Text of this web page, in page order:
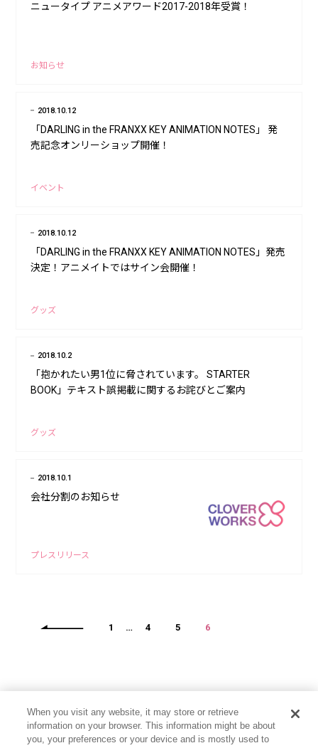
ニュータイプ アニメアワード2017-2018年受賞！
お知らせ
2018.10.12
「DARLING in the FRANXX KEY ANIMATION NOTES」 発
売記念オンリーショップ開催！
イベント
2018.10.12
「DARLING in the FRANXX KEY ANIMATION NOTES」発売
決定！アニメイトではサイン会開催！
グッズ
2018.10.2
「抱かれたい男1位に脅されています。 STARTER
BOOK」テキスト誤掲載に関するお詫びとご案内
グッズ
2018.10.1
会社分割のお知らせ
プレスリリース
1 … 4 5 6
When you visit any website, it may store or retrieve
information on your browser. This information might be about
you, your preferences or your device and is mostly used to